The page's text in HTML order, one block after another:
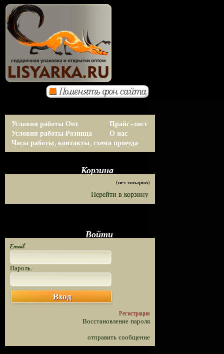
Условия работы Опт
Условия работы Розница
Прайс-лист
О нас
Часы работы, контакты, схема проезда
Корзина
(нет товаров)
Перейти в корзину
Войти
Email:
Пароль:
Вход
Регистрация
Восстановление пароля
отправить сообщение